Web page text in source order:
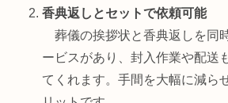
香典返しとセットで依頼可能
葬儀の挨拶状と香典返しを同
ービスがあり、封入作業や配送
てくれます。手間を大幅に減ら